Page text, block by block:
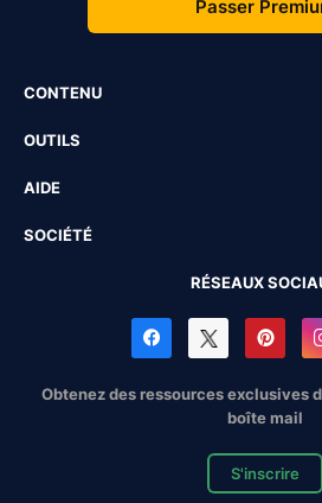
Passer
CONTENU
OUTILS
AIDE
SOCIÉTÉ
RÉSEAUX
Obtenez des ressources exclusives
boîte mail
S'inscrire